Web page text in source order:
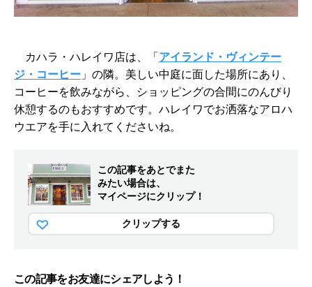
カハラ・ハレイワ店は、「アイランド・ヴィンテー
ジ・コーヒー 」の隣。美しい中庭に面した場所にあり、
コーヒーを飲みながら、ショッピングの合間にのんびり
休憩するのもおすすめです。ハレイワでお洒落なアロハ
ウエアを手に入れてくださいね。
この記事をあとでまた
みたい場合は、
マイページにクリップ！
クリップする
この記事をお友達にシェアしよう！